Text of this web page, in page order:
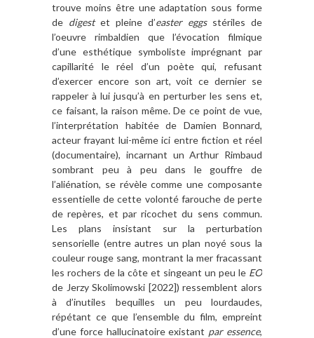
trouve moins être une adaptation sous forme
de digestet pleine d’easter eggsstériles de
l’oeuvre rimbaldien que l’évocation filmique
d’une esthétique symboliste imprégnant par
capillarité le réel d’un poète qui, refusant
d’exercer encore son art, voit ce dernier se
rappeler à lui jusqu’à en perturber les sens et,
ce faisant, la raison même. De ce point de vue,
l’interprétation habitée de Damien Bonnard,
acteur frayant lui-même ici entre fiction et réel
(documentaire), incarnant un Arthur Rimbaud
sombrant peu à peu dans le gouffre de
l’aliénation, se révèle comme une composante
essentielle de cette volonté farouche de perte
de repères, et par ricochet du sens commun.
Les plans insistant sur la perturbation
sensorielle (entre autres un plan noyé sous la
couleur rouge sang, montrant la mer fracassant
les rochers de la côte et singeant un peu le EO
de Jerzy Skolimowski [2022]) ressemblent alors
à d’inutiles bequilles un peu lourdaudes,
répétant ce que l’ensemble du film, empreint
d’une force hallucinatoire existant par essence,